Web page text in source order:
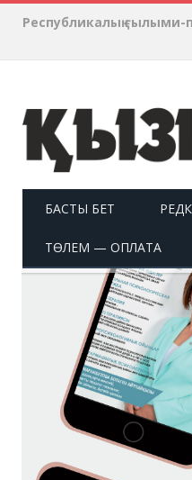
Республикалық
БАСТЫ БЕТ
ТӨЛЕМ — ОПЛАТА